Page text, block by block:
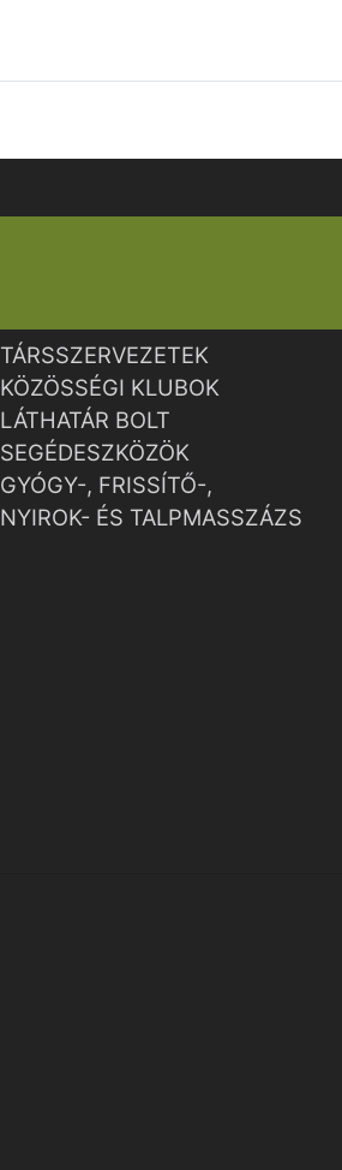
TÁRSSZERVEZETEK
KÖZÖSSÉGI KLUBOK
LÁTHATÁR BOLT
SEGÉDESZKÖZÖK
GYÓGY-, FRISSÍTŐ-,
NYIROK- ÉS TALPMASSZÁZS